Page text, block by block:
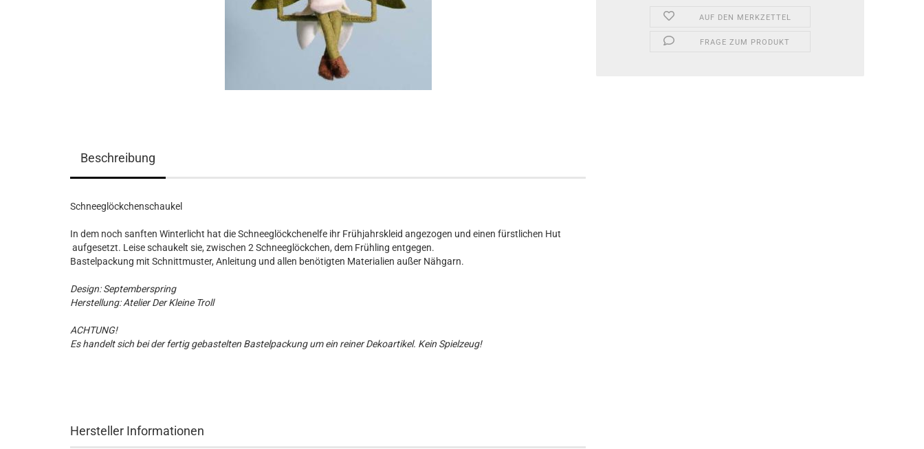
AUF DEN MERKZETTEL
FRAGE ZUM PRODUKT
Beschreibung
Schneeglöckchenschaukel
In dem noch sanften Winterlicht hat die Schneeglöckchenelfe ihr Frühjahrskleid angezogen und einen fürstlichen Hut
aufgesetzt. Leise schaukelt sie, zwischen 2 Schneeglöckchen, dem Frühling entgegen.
Bastelpackung mit Schnittmuster, Anleitung und allen benötigten Materialien außer Nähgarn.
Design: Septemberspring
Herstellung: Atelier Der Kleine Troll
ACHTUNG!
Es handelt sich bei der fertig gebastelten Bastelpackung um ein reiner Dekoartikel. Kein Spielzeug!
Hersteller Informationen